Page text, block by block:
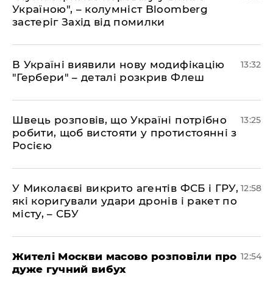
Україною", – колумніст Bloomberg
застеріг Захід від помилки
В Україні виявили нову модифікацію
"Гербери" – деталі розкрив Флеш
13:32
Швець розповів, що Україні потрібно
робити, щоб вистояти у протистоянні з
Росією
13:25
У Миколаєві викрито агентів ФСБ і ГРУ,
які коригували удари дронів і ракет по
місту, – СБУ
12:58
Жителі Москви масово розповіли про
дуже гучний вибух
12:54